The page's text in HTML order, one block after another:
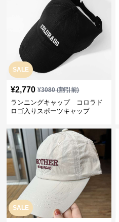
SALE
¥2,770 ¥3080(割引前)
ランニングキャップ コロラド
ロゴ入りスポーツキャップ
SALE